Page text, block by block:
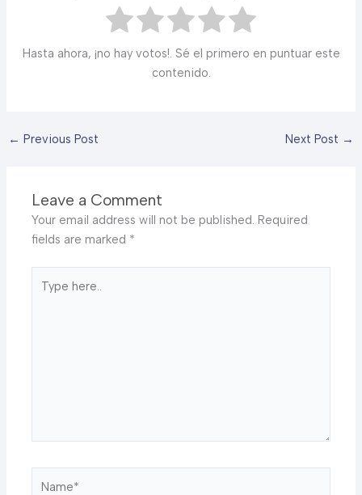
Hasta ahora, ¡no hay votos!. Sé el primero en puntuar este
contenido.
← Previous Post Next Post →
Leave a Comment
Your email address will not be published. Required
fields are marked *
here..